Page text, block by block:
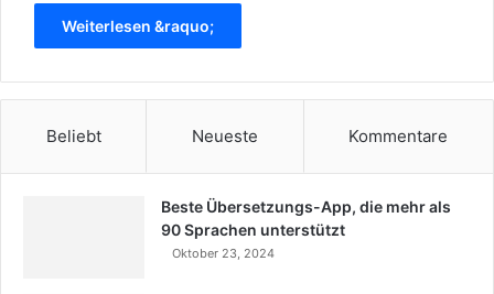
Weiterlesen &raquo;
Beliebt Neueste Kommentare
Beste Übersetzungs-App, die mehr als
90 Sprachen unterstützt
Oktober 23, 2024